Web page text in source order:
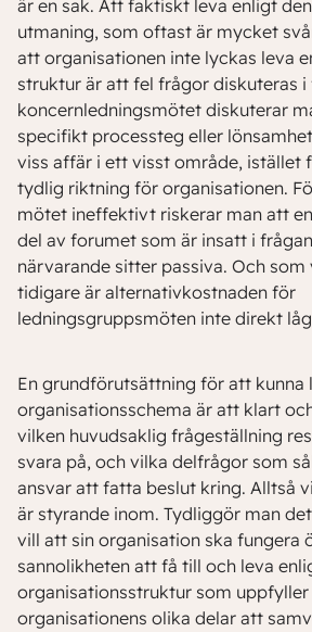
är en sak. Att faktiskt leva enligt
utmaning, som oftast är mycket
att organisationen inte lyckas leva
struktur är att fel frågor diskuteras
koncernledningsmötet diskuterar
specifikt processteg eller
viss affär i ett visst område, istället
tydlig riktning för organisationen.
mötet ineffektivt riskerar man att
del av forumet som är insatt i
närvarande sitter passiva. Och
tidigare är alternativkostnaden för
ledningsgruppsmöten inte direkt
En grundförutsättning för att kunna
organisationsschema är att klart
vilken huvudsaklig frågeställning
svara på, och vilka delfrågor som
ansvar att fatta beslut kring. Alltså
är styrande inom. Tydliggör man
vill att sin organisation ska fungera
sannolikheten att få till och leva
organisationsstruktur som
organisationens olika delar att